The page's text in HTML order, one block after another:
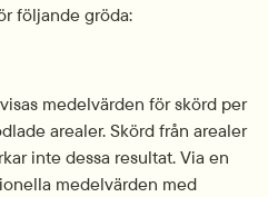
följande gröda:
medelvärden för skörd per
arealer. Skörd från arealer
inte dessa resultat. Via en
medelvärden med